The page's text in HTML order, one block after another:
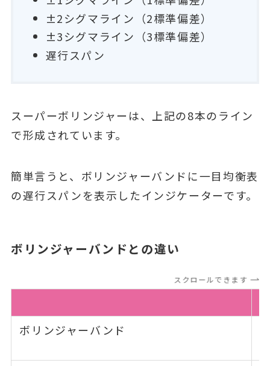
±2シグマライン（2標準偏差）
±3シグマライン（3標準偏差）
遅行スパン
スーパーボリンジャーは、上記の8本のライン
で形成されています。
簡単言うと、ボリンジャーバンドに一目均衡表
の遅行スパンを表示したインジケーターです。
ボリンジャーバンドとの違い
スクロールできます
ボリンジャーバンド